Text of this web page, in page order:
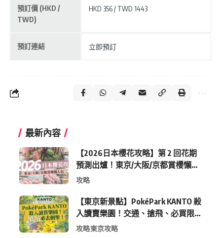
預訂價 (HKD /
TWD)
HKD 356 / TWD 1443
預訂連結 立即預訂
最新內容
【2026日本櫻花攻略】第 2 回花期
預測出爐！東京/大阪/京都賞櫻懶人
包 (附最新時間表)
攻略
【東京新景點】PokéPark KANTO 殺
入讀賣樂園！交通、搶飛、必買限
定周邊全攻略
攻略東京攻略